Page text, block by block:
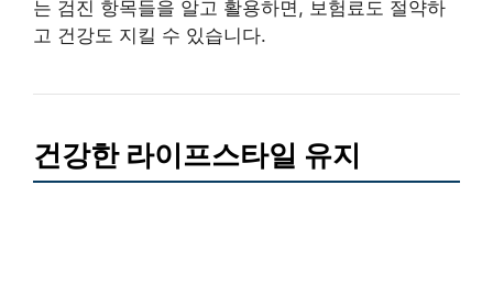
는 검진 항목들을 알고 활용하면, 보험료도 절약하
고 건강도 지킬 수 있습니다.
건강한 라이프스타일 유지